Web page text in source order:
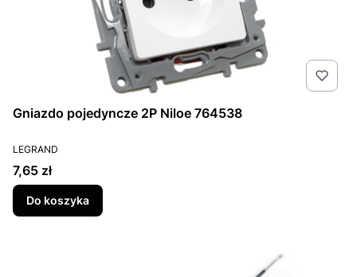
Gniazdo pojedyncze 2P Niloe 764538
PRODUCENT
LEGRAND
Cena
7,65 zł
Do koszyka